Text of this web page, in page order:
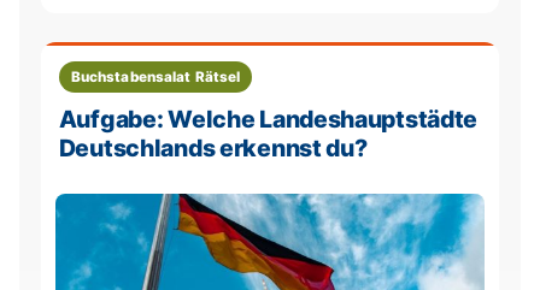
Buchstabensalat Rätsel
Aufgabe: Welche Landeshauptstädte
Deutschlands erkennst du?